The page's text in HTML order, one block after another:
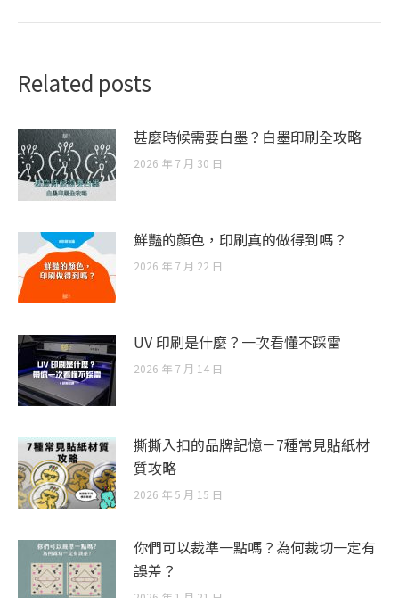
Related posts
甚麼時候需要白墨？白墨印刷全攻略
2026 年 7 月 30 日
鮮豔的顏色，印刷真的做得到嗎？
2026 年 7 月 22 日
UV 印刷是什麼？一次看懂不踩雷
2026 年 7 月 14 日
撕撕入扣的品牌記憶－7種常見貼紙材
質攻略
2026 年 5 月 15 日
你們可以裁準一點嗎？為何裁切一定有
誤差？